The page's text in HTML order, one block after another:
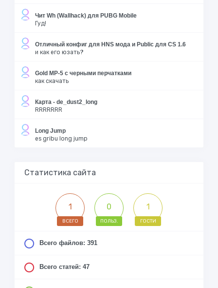
Чит Wh (Wallhack) для PUBG Mobile
Гуд!
Отличный конфиг для HNS мода и Public для CS 1.6
и как его юзать?
Gold MP-5 с черными перчатками
как скачать
Карта - de_dust2_long
RRRRRRR
Long Jump
es gribu long jump
Статистика сайта
1
ВСЕГО
0
ПОЛЬЗ.
1
ГОСТИ
Всего файлов: 391
Всего статей: 47